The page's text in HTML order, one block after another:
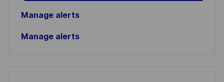
Manage alerts
Manage alerts